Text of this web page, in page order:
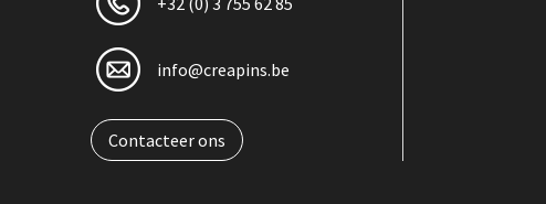
info@creapins.be
Contacteer ons